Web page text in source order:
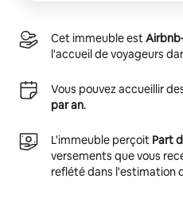
Cet immeuble est
l'accueil de voyageurs
Vous pouvez accueillir
par an.
L'immeuble perçoit Part
versements que vous
reflété dans l'estimation